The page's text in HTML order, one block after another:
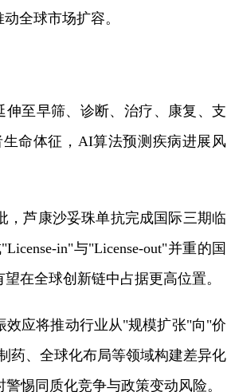
全球市场扩容。
至早筛、诊断、治疗、康复、支
命体征，AI算法预测疾病进展风
，芦康沙妥珠单抗完成国际三期临
in"与"License-out"并重的国
在全球创新链中占据更高位置。
应将推动行业从"规模扩张"向"价
药、全球化布局等领域构建差异化
惕同质化竞争与政策变动风险。